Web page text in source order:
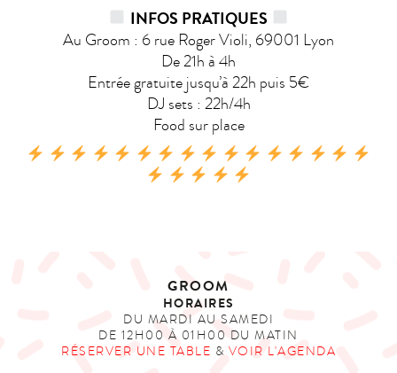
INFOS PRATIQUES
Au Groom : 6 rue Roger Violi, 69001 Lyon
De 21h à 4h
Entrée gratuite jusqu’à 22h puis 5€
DJ sets : 22h/4h
Food sur place
GROOM
HORAIRES
DU MARDI AU SAMEDI
DE 12H00 À 01H00 DU MATIN
RÉSERVER UNE TABLE & VOIR L'AGENDA